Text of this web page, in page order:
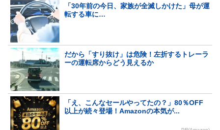
「30年前の今日、家族が全滅しかけた」母が運
転する車に…
だから「すり抜け」は危険！左折するトレーラ
ーの運転席からどう見えるか
「え、こんなセールやってたの？」80％OFF
以上が続々登場！Amazonの本気が...